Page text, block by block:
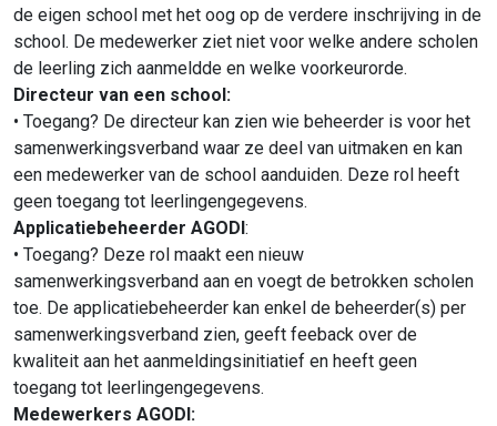
de eigen school met het oog op de verdere inschrijving in de
school. De medewerker ziet niet voor welke andere scholen
de leerling zich aanmeldde en welke voorkeurorde.
Directeur van een school:
• Toegang? De directeur kan zien wie beheerder is voor het
samenwerkingsverband waar ze deel van uitmaken en kan
een medewerker van de school aanduiden. Deze rol heeft
geen toegang tot leerlingengegevens.
Applicatiebeheerder AGODI:
• Toegang? Deze rol maakt een nieuw
samenwerkingsverband aan en voegt de betrokken scholen
toe. De applicatiebeheerder kan enkel de beheerder(s) per
samenwerkingsverband zien, geeft feeback over de
kwaliteit aan het aanmeldingsinitiatief en heeft geen
toegang tot leerlingengegevens.
Medewerkers AGODI: